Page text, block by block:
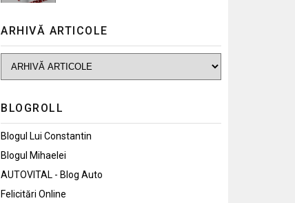
ARHIVĂ ARTICOLE
BLOGROLL
Blogul Lui Constantin
Blogul Mihaelei
AUTOVITAL - Blog Auto
Felicitări Online